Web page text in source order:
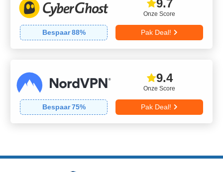
Onze Score
9.7
Bespaar 88% Pak Deal!
Onze Score
9.4
Bespaar 75% Pak Deal!